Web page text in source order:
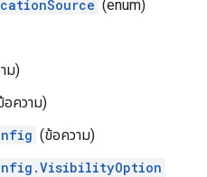
(enum)
ม)
อความ)
(ข้อความ)